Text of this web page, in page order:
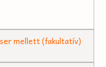
mellett (fakultatív)